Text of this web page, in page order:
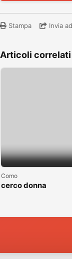
Stampa Invia
Articoli correlati
Como
cerco donna